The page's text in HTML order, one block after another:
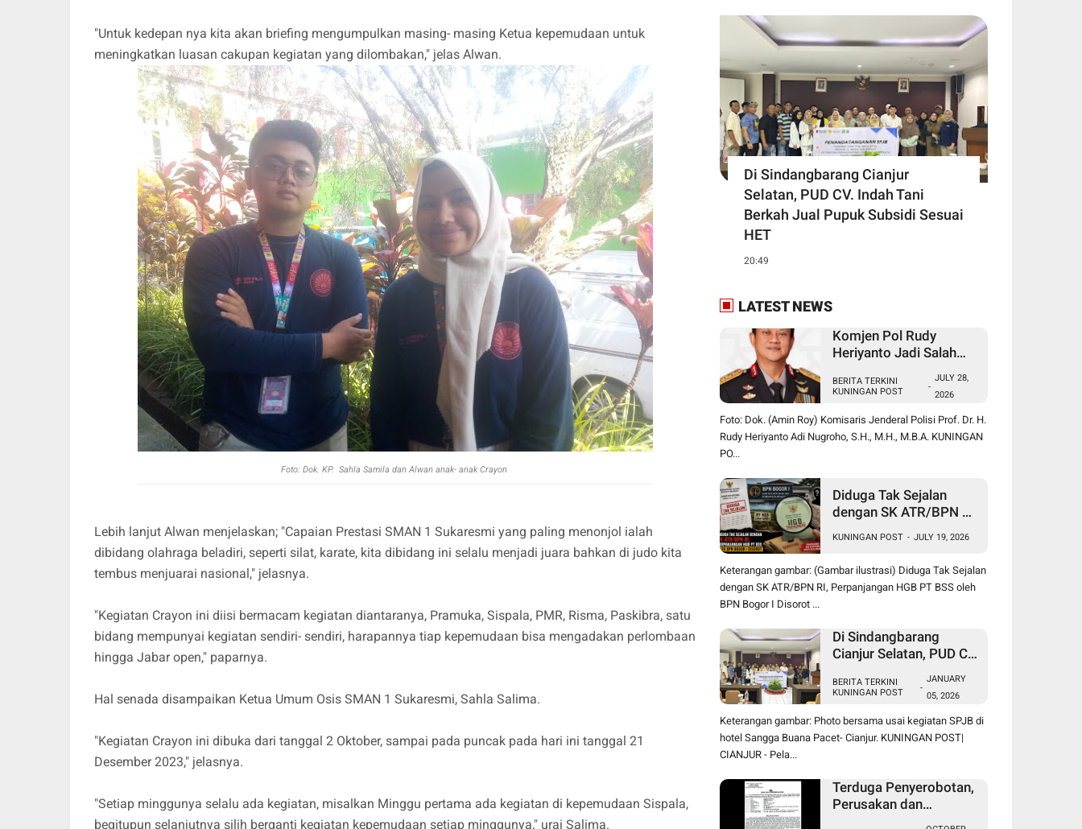
"Untuk kedepan nya kita akan briefing mengumpulkan masing- masing Ketua kepemudaan untuk
meningkatkan luasan cakupan kegiatan yang dilombakan," jelas Alwan.
Foto: Dok. KP. Sahla Samila dan Alwan anak- anak Crayon
Lebih lanjut Alwan menjelaskan; "Capaian Prestasi SMAN 1 Sukaresmi yang paling menonjol ialah
dibidang olahraga beladiri, seperti silat, karate, kita dibidang ini selalu menjadi juara bahkan di judo kita
tembus menjuarai nasional," jelasnya.
"Kegiatan Crayon ini diisi bermacam kegiatan diantaranya, Pramuka, Sispala, PMR, Risma, Paskibra, satu
bidang mempunyai kegiatan sendiri- sendiri, harapannya tiap kepemudaan bisa mengadakan perlombaan
hingga Jabar open," paparnya.
Hal senada disampaikan Ketua Umum Osis SMAN 1 Sukaresmi, Sahla Salima.
"Kegiatan Crayon ini dibuka dari tanggal 2 Oktober, sampai pada puncak pada hari ini tanggal 21
Desember 2023," jelasnya.
"Setiap minggunya selalu ada kegiatan, misalkan Minggu pertama ada kegiatan di kepemudaan Sispala,
begitupun selanjutnya silih berganti kegiatan kepemudaan setiap minggunya," urai Salima.
Di Sindangbarang Cianjur
Selatan, PUD CV. Indah Tani
Berkah Jual Pupuk Subsidi Sesuai
HET
20:49
LATEST NEWS
Komjen Pol Rudy
Heriyanto Jadi Salah
Diperbincangkan dalam
Bursa Calon Kapolri
BERITA TERKINI
KUNINGAN POST
-
JULY 28,
2026
Foto: Dok. (Amin Roy) Komisaris Jenderal Polisi Prof. Dr. H.
Rudy Heriyanto Adi Nugroho, S.H., M.H., M.B.A. KUNINGAN
PO...
Diduga Tak Sejalan
dengan SK ATR/BPN RI,
BSS oleh BPN Bogor I
Disorot
KUNINGAN POST - JULY 19, 2026
Keterangan gambar: (Gambar ilustrasi) Diduga Tak Sejalan
dengan SK ATR/BPN RI, Perpanjangan HGB PT BSS oleh
BPN Bogor I Disorot ...
Di Sindangbarang
Cianjur Selatan, PUD CV.
Pupuk Subsidi Sesuai
BERITA TERKINI
KUNINGAN POST
-
JANUARY
05, 2026
Keterangan gambar: Photo bersama usai kegiatan SPJB di
hotel Sangga Buana Pacet- Cianjur. KUNINGAN POST|
CIANJUR - Pela...
Terduga Penyerobotan,
Perusakan dan